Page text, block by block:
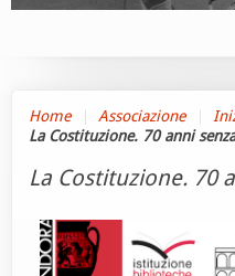
Home Associazione
La Costituzione. 70 anni
La Costituzione. 70